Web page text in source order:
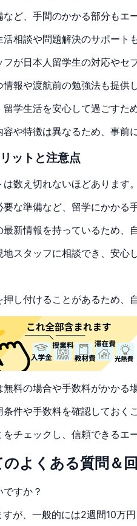
ど、手間のかかる部分もエ
相談や問題解決のサポート
が日本人留学生の対応やセ
報や渡航前の勉強法も提供
学生活を安心して過ごすた
や特徴は異なるため、事前
ットと注意点
数え切れないほどあります。
な準備など、留学にかかる
新情報を持っているため、
スタッフに相談でき、安心
し付けることがあるため、
料の場合や手数料がかかる
件や手数料を確認しておく
チェックし、信頼できるエ
よくある質問＆
すか？
が、一般的には2週間10万